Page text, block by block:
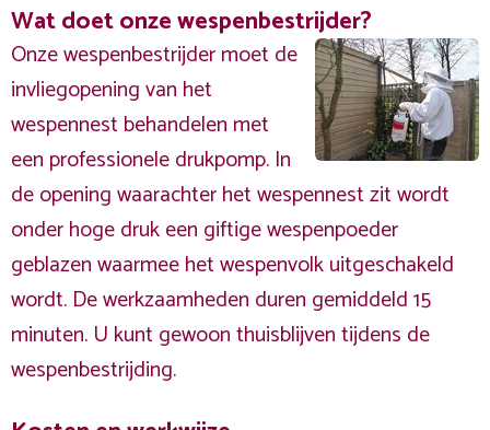
Wat doet onze wespenbestrijder?
Onze wespenbestrijder moet de
invliegopening van het
wespennest behandelen met
een professionele drukpomp. In
de opening waarachter het wespennest zit wordt
onder hoge druk een giftige wespenpoeder
geblazen waarmee het wespenvolk uitgeschakeld
wordt. De werkzaamheden duren gemiddeld 15
minuten. U kunt gewoon thuisblijven tijdens de
wespenbestrijding.